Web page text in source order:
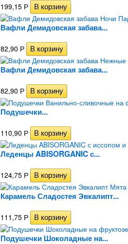
199,15 Р
Вафли Демидовская забава...
82,90 Р
Вафли Демидовская забава...
82,90 Р
Подушечки...
110,90 Р
Леденцы ABISORGANIC с...
124,75 Р
Карамель Сладостея Эвкалипт...
111,75 Р
Подушечки Шоколадные на...